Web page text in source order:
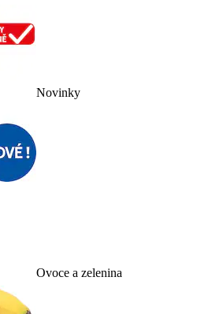
Novinky
Ovoce a zelenina